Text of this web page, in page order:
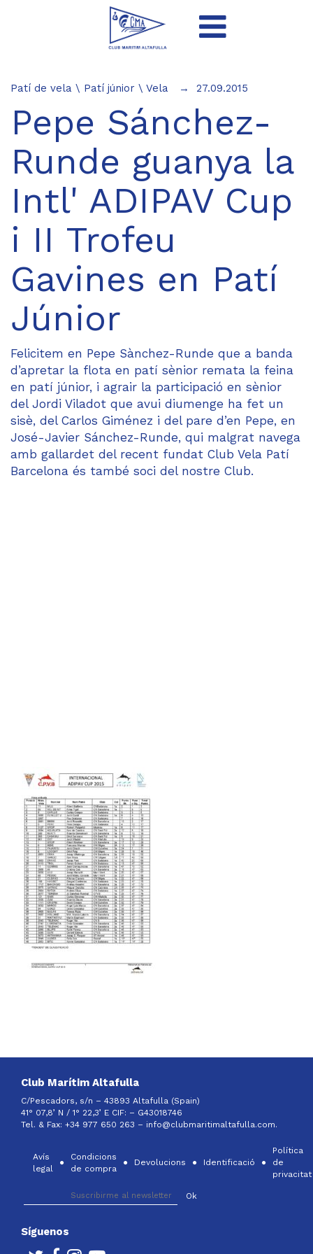
Patí de vela \ Patí júnior \ Vela 27.09.2015
Pepe Sánchez-
Runde guanya la
Intl' ADIPAV Cup
i II Trofeu
Gavines en Patí
Júnior
Felicitem en Pepe Sànchez-Runde que a banda
d’apretar la flota en patí sènior remata la feina
en patí júnior, i agrair la participació en sènior
del Jordi Viladot que avui diumenge ha fet un
sisè, del Carlos Giménez i del pare d’en Pepe, en
José-Javier Sánchez-Runde, qui malgrat navega
amb gallardet del recent fundat Club Vela Patí
Barcelona és també soci del nostre Club.
Club Marítim Altafulla
C/Pescadors, s/n – 43893 Altafulla (Spain)
41° 07,8’ N / 1° 22,3’ E CIF: – G43018746
Tel. & Fax: +34 977 650 263 – info@clubmaritimaltafulla.com.
Avís
legal
Condicions
de compra
Devolucions Identificació
Política
de
privacitat
Síguenos